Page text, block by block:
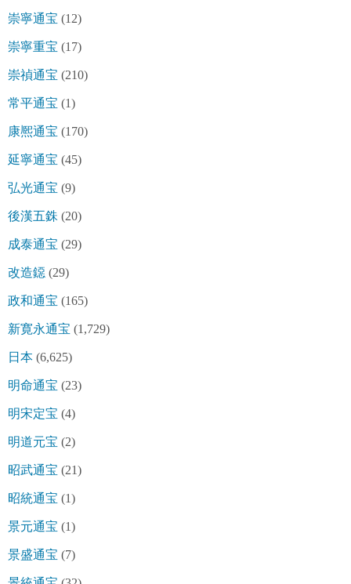
崇寧通宝 (12)
崇寧重宝 (17)
崇禎通宝 (210)
常平通宝 (1)
康熈通宝 (170)
延寧通宝 (45)
弘光通宝 (9)
後漢五銖 (20)
成泰通宝 (29)
改造鐚 (29)
政和通宝 (165)
新寛永通宝 (1,729)
日本 (6,625)
明命通宝 (23)
明宋定宝 (4)
明道元宝 (2)
昭武通宝 (21)
昭統通宝 (1)
景元通宝 (1)
景盛通宝 (7)